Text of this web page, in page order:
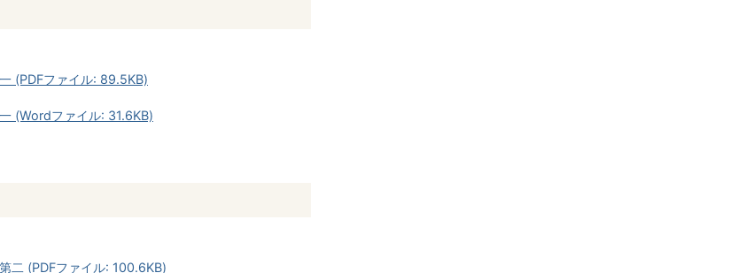
(PDFファイル: 89.5KB)
(Wordファイル: 31.6KB)
二 (PDFファイル: 100.6KB)